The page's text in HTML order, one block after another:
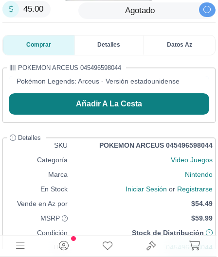
45.00 Agotado
Comprar Detalles Datos Az
POKEMON ARCEUS 045496598044
Pokémon Legends: Arceus - Versión estadounidense
Añadir A La Cesta
Detalles
SKU
POKEMON ARCEUS 045496598044
Categoría
Video Juegos
Marca
Nintendo
En Stock
Iniciar Sesión or Registrarse
Vende en Az por
$54.49
MSRP
$59.99
Condición
Stock de Distribución
UPC
045496598044